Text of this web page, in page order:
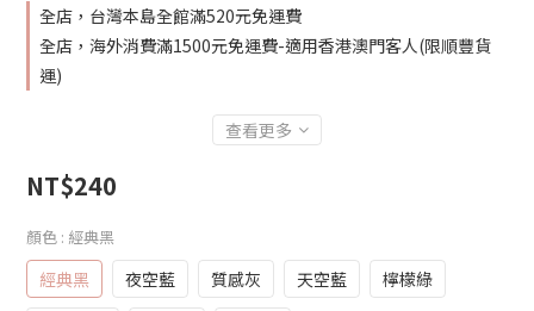
全店，台灣本島全館滿520元免運費
全店，海外消費滿1500元免運費-適用香港澳門客人(限順豐貨
運)
查看更多
NT$240
顏色 : 經典黑
經典黑 夜空藍 質感灰 天空藍
檸檬綠